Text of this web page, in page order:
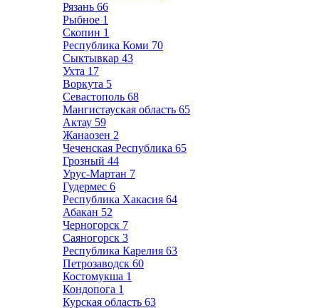
Рязань 66
Рыбное 1
Скопин 1
Республика Коми 70
Сыктывкар 43
Ухта 17
Воркута 5
Севастополь 68
Мангистауская область 65
Актау 59
Жанаозен 2
Чеченская Республика 65
Грозный 44
Урус-Мартан 7
Гудермес 6
Республика Хакасия 64
Абакан 52
Черногорск 7
Саяногорск 3
Республика Карелия 63
Петрозаводск 60
Костомукша 1
Кондопога 1
Курская область 63